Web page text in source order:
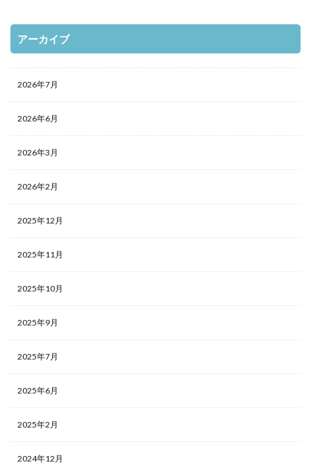
アーカイブ
2026年7月
2026年6月
2026年3月
2026年2月
2025年12月
2025年11月
2025年10月
2025年9月
2025年7月
2025年6月
2025年2月
2024年12月